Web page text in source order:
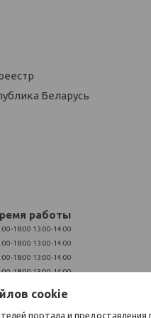
Беларусь
работы
18:00 13:00-14:00
18:00 13:00-14:00
18:00 13:00-14:00
18:0013:00-14:00
cookie
портала и